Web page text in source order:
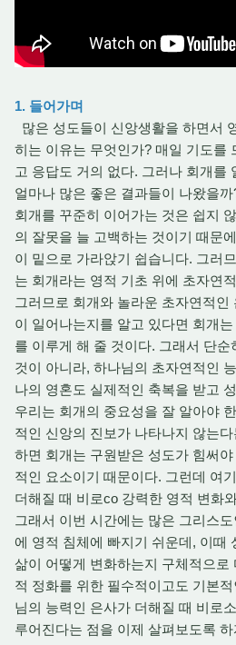
1. 들어가며
많은 성도들이 신앙생활을 하면서
히는 이유는 무엇인가? 매일 기도를
고 응답도 거의 없다. 그러나 회개를
얼마나 많은 좋은 결과들이 나왔을
회개를 꾸준히 이어가는 것은 쉽지
의 잘못을 늘 고백하는 것이기 때문
이 밑으로 가라앉기 쉽습니다. 그러
는 회개라는 영적 기초 위에 초자연
그러므로 회개와 놀라운 초자연적인
이 일어나는지를 알고 있다면 회개
를 이루게 해 줄 것이다. 그래서 단
것이 아니라, 하나님의 초자연적인
나의 영혼도 실제적인 축복을 받고
우리는 회개의 중요성을 잘 알아야
적인 신앙의 진보가 나타나지 않는
하면 회개는 구원받은 성도가 힘써
적인 요소이기 때문이다. 그런데 여
더해질 때 비로со 강력한 영적 변화
그래서 이번 시간에는 많은 그리스
에 영적 침체에 빠지기 쉬운데, 이때
삶이 어떻게 변화하는지 구체적으로
적 정화를 위한 필수적이고도 기본
님의 능력인 은사가 더해질 때 비로
루어진다는 점을 이제 살펴보도록 하